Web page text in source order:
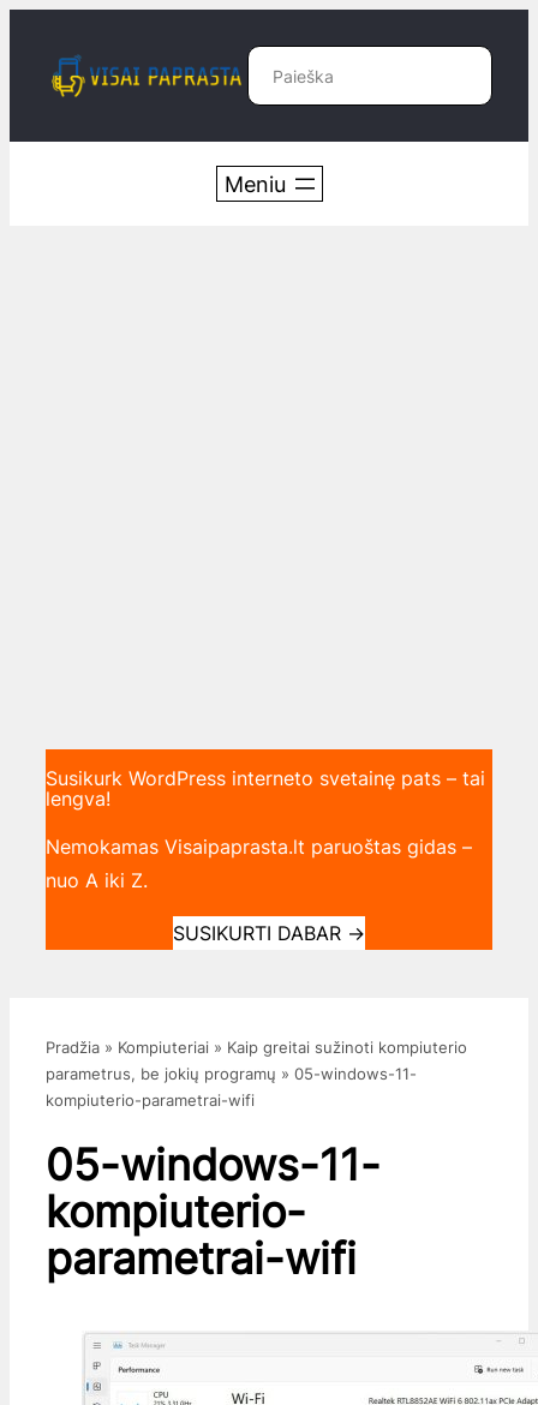
turinio
Paieška
Susikurk WordPress interneto svetainę pats – tai
lengva!
Nemokamas Visaipaprasta.lt paruoštas gidas –
nuo A iki Z.
SUSIKURTI DABAR →
Pradžia » Kompiuteriai » Kaip greitai sužinoti kompiuterio
parametrus, be jokių programų » 05-windows-11-
kompiuterio-parametrai-wifi
05-windows-11-
kompiuterio-
parametrai-wifi